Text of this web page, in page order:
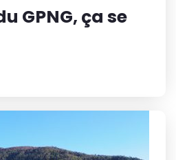
GPNG, ça se